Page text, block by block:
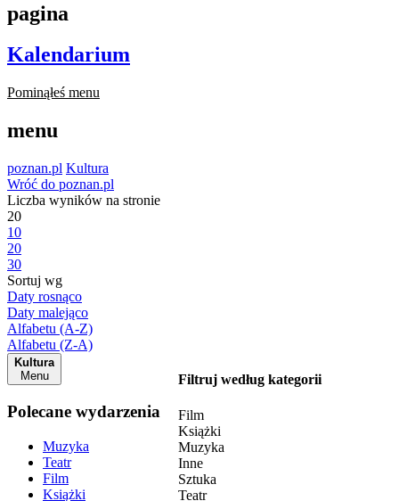
pagina
Kalendarium
Pominąłeś menu
menu
poznan.pl Kultura
Wróć do poznan.pl
Liczba wyników na stronie
20
10
20
30
Sortuj wg
Daty rosnąco
Daty malejąco
Alfabetu (A-Z)
Alfabetu (Z-A)
Kultura
Menu
Polecane wydarzenia
Muzyka
Teatr
Film
Książki
Filtruj według kategorii
Film
Książki
Muzyka
Inne
Sztuka
Teatr